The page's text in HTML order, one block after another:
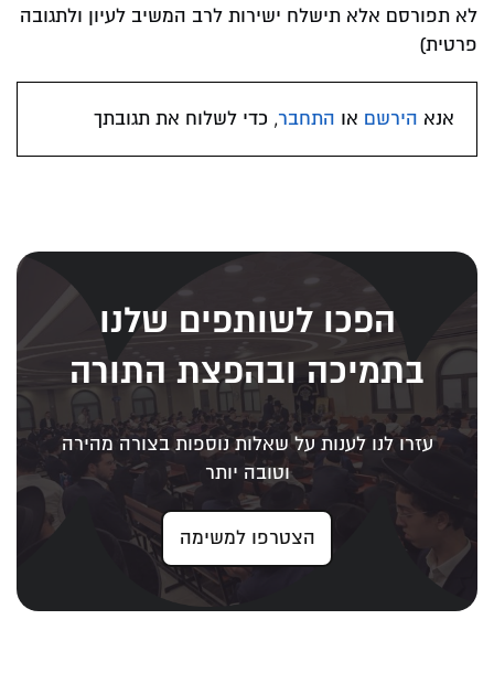
לא תפורסם אלא תישלח ישירות לרב המשיב לעיון ולתגובה
פרטית)
אנא הירשם או התחבר, כדי לשלוח את תגובתך
הפכו לשותפים שלנו
בתמיכה ובהפצת התורה
עזרו לנו לענות על שאלות נוספות בצורה מהירה
וטובה יותר
הצטרפו למשימה